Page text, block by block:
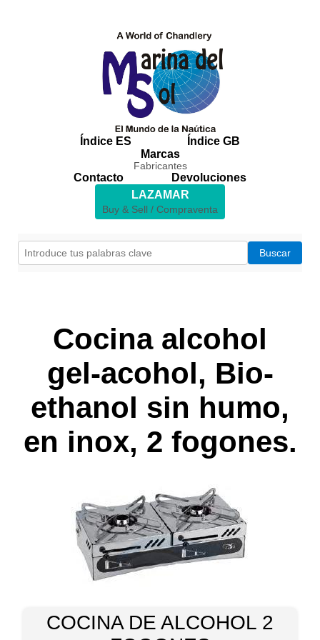
Índice ES
Índice GB
Marcas
Fabricantes
Contacto
Devoluciones
LAZAMAR
Buy & Sell / Compraventa
Cocina alcohol
gel-acohol, Bio-
ethanol sin humo,
en inox, 2 fogones.
COCINA DE ALCOHOL 2